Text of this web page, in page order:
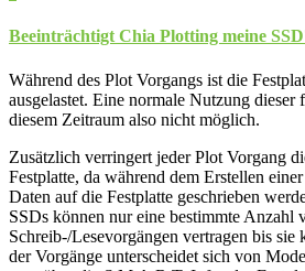
Beeinträchtigt Chia Plotting meine
Während des Plot Vorgangs ist die
ausgelastet. Eine normale Nutzung dieser
diesem Zeitraum also nicht möglich.
Zusätzlich verringert jeder Plot Vorgang
Festplatte, da während dem Erstellen
Daten auf die Festplatte geschrieben
SSDs können nur eine bestimmte Anzahl
Schreib-/Lesevorgängen vertragen bis sie
der Vorgänge unterscheidet sich von